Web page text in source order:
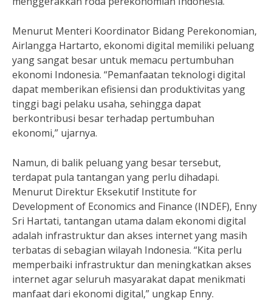
Menurut Menteri Koordinator Bidang Perekonomian,
Airlangga Hartarto, ekonomi digital memiliki peluang
yang sangat besar untuk memacu pertumbuhan
ekonomi Indonesia. “Pemanfaatan teknologi digital
dapat memberikan efisiensi dan produktivitas yang
tinggi bagi pelaku usaha, sehingga dapat
berkontribusi besar terhadap pertumbuhan
ekonomi,” ujarnya.
Namun, di balik peluang yang besar tersebut,
terdapat pula tantangan yang perlu dihadapi.
Menurut Direktur Eksekutif Institute for
Development of Economics and Finance (INDEF), Enny
Sri Hartati, tantangan utama dalam ekonomi digital
adalah infrastruktur dan akses internet yang masih
terbatas di sebagian wilayah Indonesia. “Kita perlu
memperbaiki infrastruktur dan meningkatkan akses
internet agar seluruh masyarakat dapat menikmati
manfaat dari ekonomi digital,” ungkap Enny.